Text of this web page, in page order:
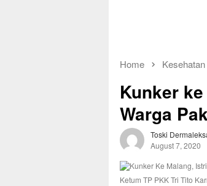
Home Kesehatan
Kunker
Warga
Toski
August 7, 2020
Ketum TP PKK Tri Tito